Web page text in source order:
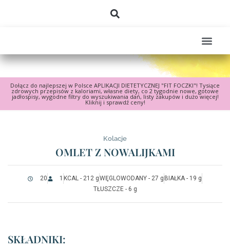
Dołącz do najlepszej w Polsce APLIKACJI DIETETYCZNEJ "FIT FOCZKI"! Tysiące
zdrowych przepisów z kaloriami, własne diety, co 2 tygodnie nowe, gotowe
jadłospisy, wygodne filtry do wyszukiwania dań, listy zakupów i dużo więcej!
Kliknij i sprawdź ceny!
Kolacje
OMLET Z NOWALIJKAMI
20 1 KCAL - 212 gWĘGLOWODANY - 27 g BIAŁKA - 19 g
TŁUSZCZE - 6 g
SKŁADNIKI: